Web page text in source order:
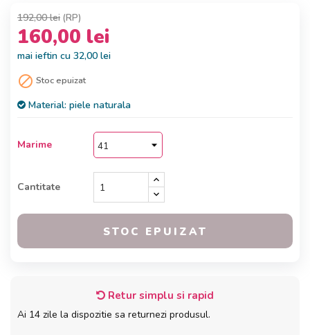
192,00 lei (RP)
160,00 lei
mai ieftin cu 32,00 lei
 Stoc epuizat
Material: piele naturala
Marime
Cantitate
STOC EPUIZAT
Retur simplu si rapid
Ai 14 zile la dispozitie sa returnezi produsul.